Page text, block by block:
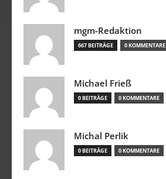
mgm-Redaktion
667 BEITRÄGE 0 KOMMENTARE
Michael Frieß
0 BEITRÄGE 0 KOMMENTARE
Michal Perlik
0 BEITRÄGE 0 KOMMENTARE